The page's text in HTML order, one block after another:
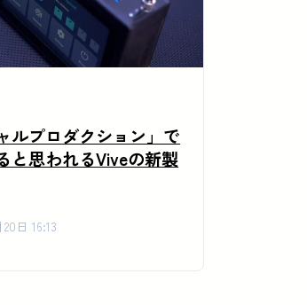
ルプロダクション」で
と思われるViveの新製
日 16:13